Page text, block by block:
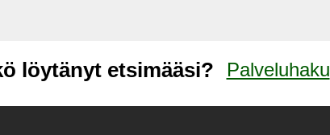
löytänyt etsimääsi? Palveluhaku